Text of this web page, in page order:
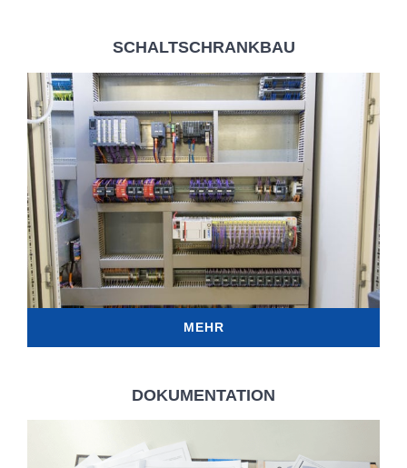
SCHALTSCHRANKBAU
MEHR
DOKUMENTATION